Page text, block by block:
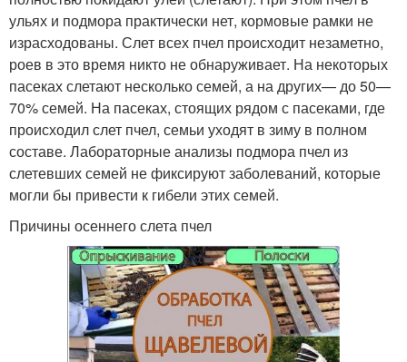
ульях и подмора практически нет, кормовые рамки не
израсходованы. Слет всех пчел происходит незаметно,
роев в это время никто не обнаруживает. На некоторых
пасеках слетают несколько семей, а на других— до 50—
70% семей. На пасеках, стоящих рядом с пасеками, где
происходил слет пчел, семьи уходят в зиму в полном
составе. Лабораторные анализы подмора пчел из
слетевших семей не фиксируют заболеваний, которые
могли бы привести к гибели этих семей.
Причины осеннего слета пчел